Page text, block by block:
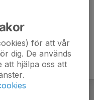
för att vår
dig. De används
att hjälpa oss att